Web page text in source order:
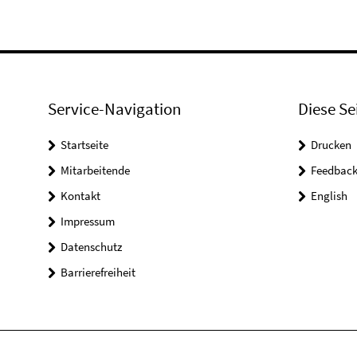
Service-Navigation
Startseite
Mitarbeitende
Kontakt
Impressum
Datenschutz
Barrierefreiheit
Diese
Drucken
Feedback
English